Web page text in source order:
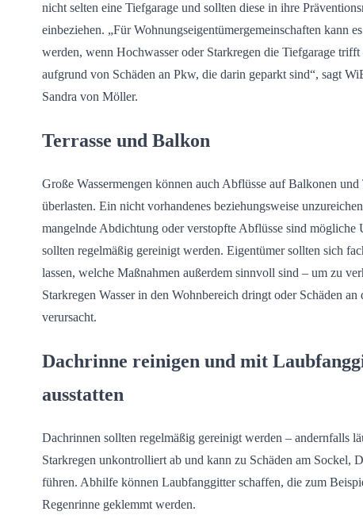
nicht selten eine Tiefgarage und sollten diese in ihre
einbeziehen. „Für Wohnungseigentümergemeinschaften kann
werden, wenn Hochwasser oder Starkregen die Tiefgarage
aufgrund von Schäden an Pkw, die darin geparkt sind“, sagt
Sandra von Möller.
Terrasse und Balkon
Große Wassermengen können auch Abflüsse auf Balkonen und
überlasten. Ein nicht vorhandenes beziehungsweise
mangelnde Abdichtung oder verstopfte Abflüsse sind mögliche
sollten regelmäßig gereinigt werden. Eigentümer sollten sich
lassen, welche Maßnahmen außerdem sinnvoll sind – um zu
Starkregen Wasser in den Wohnbereich dringt oder Schäden an
verursacht.
Dachrinne reinigen und mit
ausstatten
Dachrinnen sollten regelmäßig gereinigt werden – andernfalls
Starkregen unkontrolliert ab und kann zu Schäden am Sockel,
führen. Abhilfe können Laubfanggitter schaffen, die zum
Regenrinne geklemmt werden.